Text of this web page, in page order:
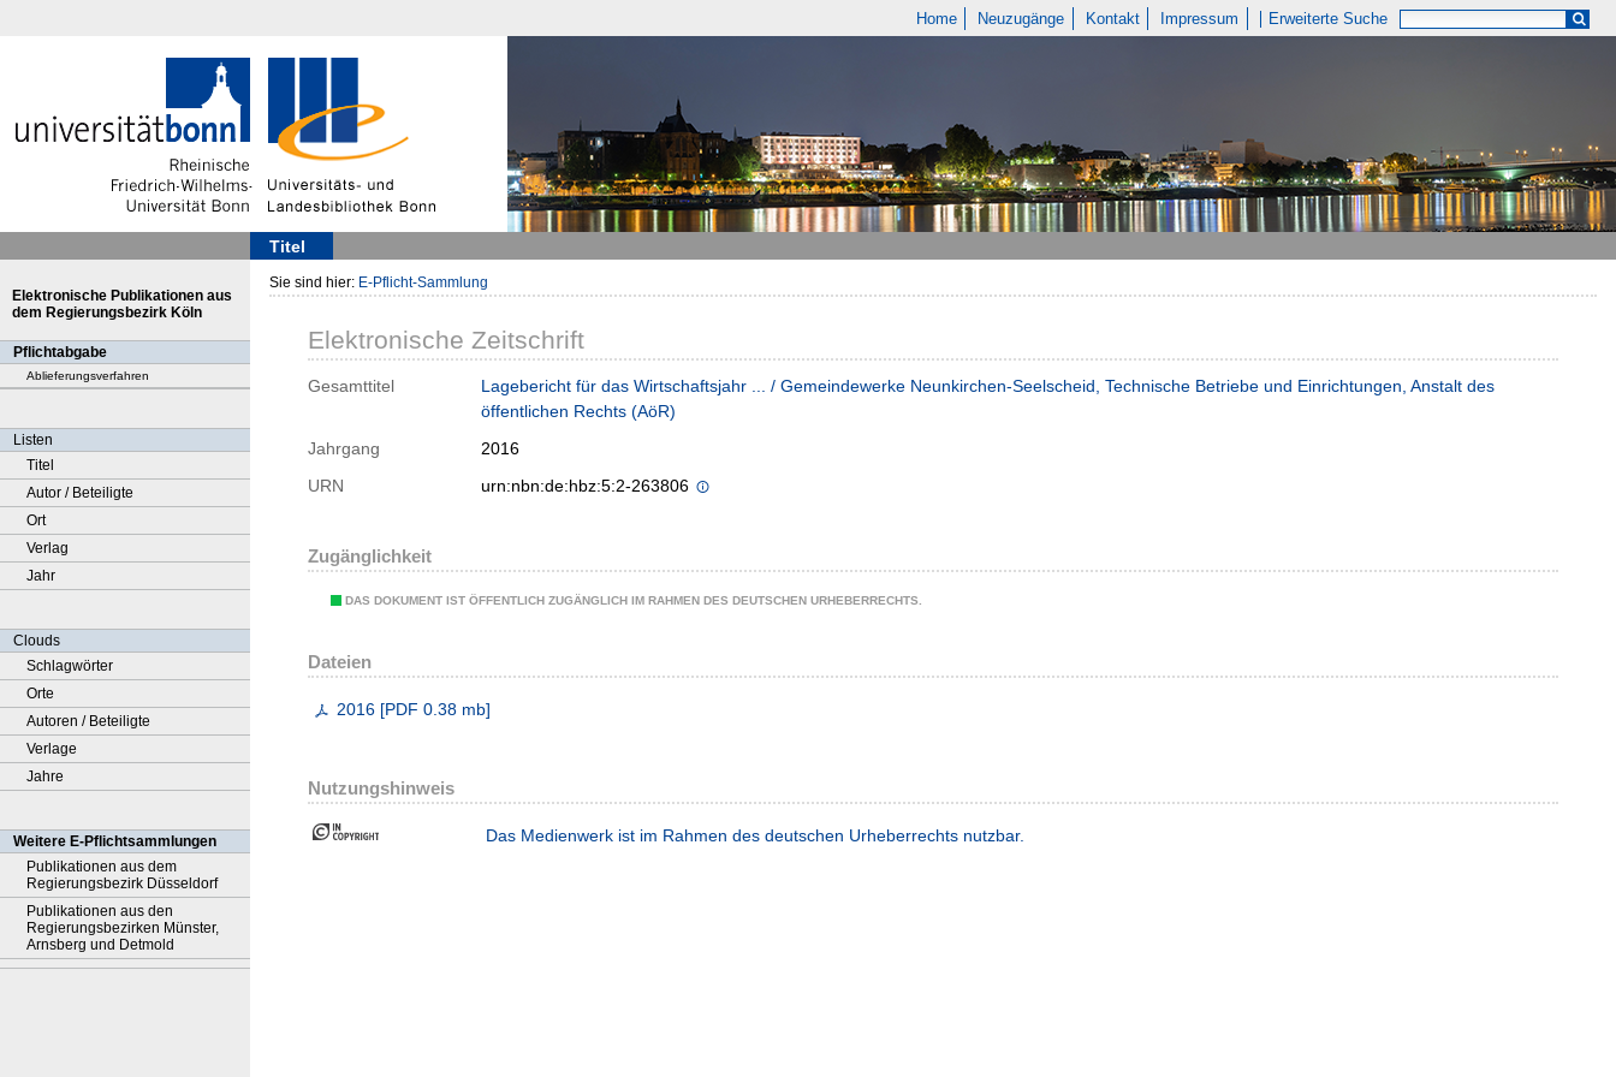
Home Neuzugänge Kontakt Impressum Erweiterte Suche
Titel
Elektronische Publikationen aus
dem Regierungsbezirk Köln
Pflichtabgabe
Ablieferungsverfahren
Listen
Titel
Autor / Beteiligte
Ort
Verlag
Jahr
Clouds
Schlagwörter
Orte
Autoren / Beteiligte
Verlage
Jahre
Weitere E-Pflichtsammlungen
Publikationen aus dem
Regierungsbezirk Düsseldorf
Publikationen aus den
Regierungsbezirken Münster,
Arnsberg und Detmold
Sie sind hier: E-Pflicht-Sammlung
Elektronische Zeitschrift
Gesamttitel
Lagebericht für das Wirtschaftsjahr ... / Gemeindewerke Neunkirchen-Seelscheid, Technische Betriebe und Einrichtungen, Anstalt des
öffentlichen Rechts (AöR)
Jahrgang
2016
URN
urn:nbn:de:hbz:5:2-263806
Zugänglichkeit
DAS DOKUMENT IST ÖFFENTLICH ZUGÄNGLICH IM RAHMEN DES DEUTSCHEN URHEBERRECHTS.
Dateien
2016 [PDF 0.38 mb]
Nutzungshinweis
Das Medienwerk ist im Rahmen des deutschen Urheberrechts nutzbar.